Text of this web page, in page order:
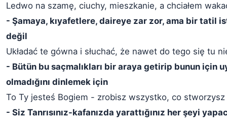
Ledwo na szamę, ciuchy, mieszkanie, a chciałem
- Şamaya, kıyafetlere, daireye zar zor, ama bir tatil
değil
Układać te gówna i słuchać, że nawet do tego się tu
- Bütün bu saçmalıkları bir araya getirip bunun için
olmadığını dinlemek için
To Ty jesteś Bogiem - zrobisz wszystko, co stworzysz
- Siz Tanrısınız-kafanızda yarattığınız her şeyi